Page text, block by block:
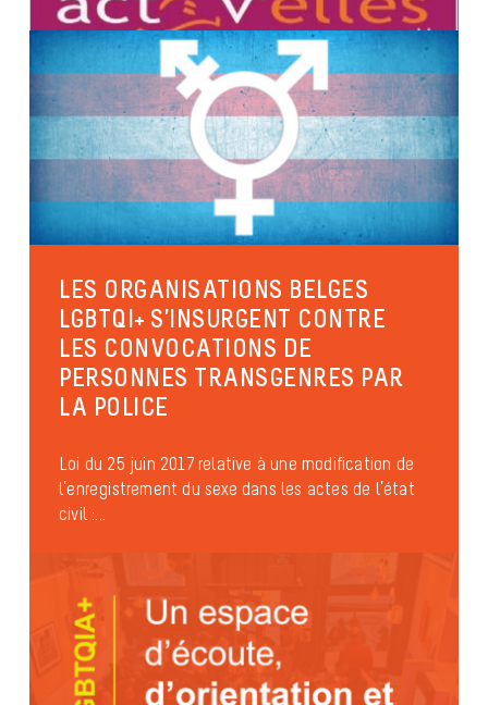
LES ORGANISATIONS BELGES
LGBTQI+ S’INSURGENT CONTRE
LES CONVOCATIONS DE
PERSONNES TRANSGENRES PAR
LA POLICE
Loi du 25 juin 2017 relative à une modification de
l’enregistrement du sexe dans les actes de l’état
civil :...
Organisations inclusives
publié le 3 mai 2017